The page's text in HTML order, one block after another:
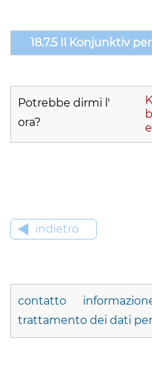
18.7.5 Il Konjunktiv
Potrebbe dirmi l'
ora?
indietro
contatto
trattamento dei dati